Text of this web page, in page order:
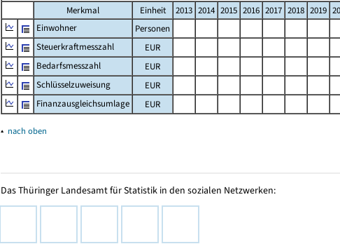
Merkmal Einheit 2013 2014 2015 2016 2017 2018 2019
Einwohner
Personen
Steuerkraftmesszahl
EUR
Bedarfsmesszahl
EUR
Schlüsselzuweisung
EUR
Finanzausgleichsumlage
EUR
▴ nach oben
Das Thüringer Landesamt für Statistik in den sozialen Netzwerken: